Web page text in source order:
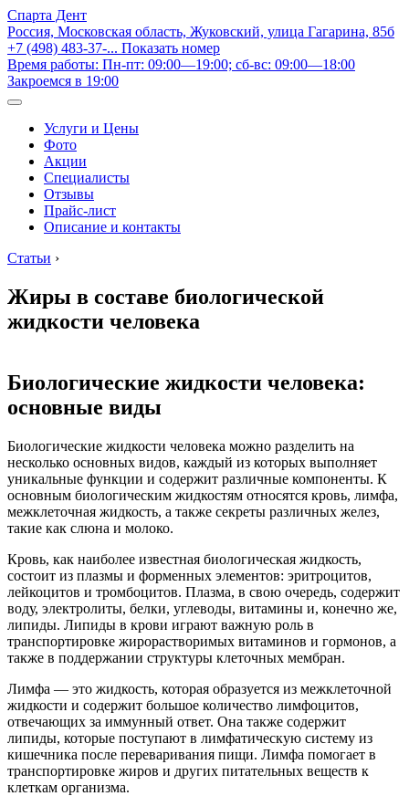
Спарта Дент
Россия, Московская область, Жуковский, улица Гагарина, 85б
+7 (498) 483-37-... Показать номер
Время работы: Пн-пт: 09:00—19:00; сб-вс: 09:00—18:00
Закроемся в 19:00
Услуги и Цены
Фото
Акции
Специалисты
Отзывы
Прайс-лист
Описание и контакты
Статьи ›
Жиры в составе биологической
жидкости человека
Биологические жидкости человека:
основные виды
Биологические жидкости человека можно разделить на
несколько основных видов, каждый из которых выполняет
уникальные функции и содержит различные компоненты. К
основным биологическим жидкостям относятся кровь, лимфа,
межклеточная жидкость, а также секреты различных желез,
такие как слюна и молоко.
Кровь, как наиболее известная биологическая жидкость,
состоит из плазмы и форменных элементов: эритроцитов,
лейкоцитов и тромбоцитов. Плазма, в свою очередь, содержит
воду, электролиты, белки, углеводы, витамины и, конечно же,
липиды. Липиды в крови играют важную роль в
транспортировке жирорастворимых витаминов и гормонов, а
также в поддержании структуры клеточных мембран.
Лимфа — это жидкость, которая образуется из межклеточной
жидкости и содержит большое количество лимфоцитов,
отвечающих за иммунный ответ. Она также содержит
липиды, которые поступают в лимфатическую систему из
кишечника после переваривания пищи. Лимфа помогает в
транспортировке жиров и других питательных веществ к
клеткам организма.